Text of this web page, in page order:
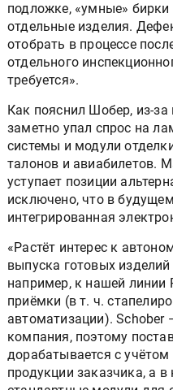
подложке, «умные»
отдельные изделия.
отобрать в процессе
отдельного
требуется».
Как пояснил Шобер, из-
заметно упал спрос на
системы и модули
талонов и авиабилетов.
уступает позиции
исключено, что в
интегрированная
«Растёт интерес к
выпуска готовых
например, к нашей линии
приёмки (в т. ч.
автоматизации).
компания, поэтому
дорабатывается с
продукции заказчика, а